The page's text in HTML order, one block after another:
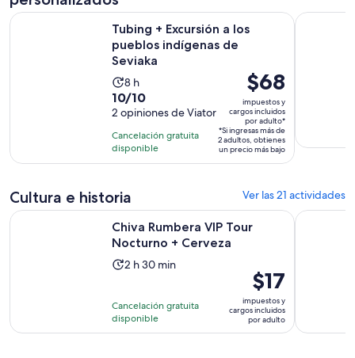
Tubing + Excursión a los
pueblos indígenas de
Seviaka
La
actividad
dura
8
horas
8 h
10.0
de
10
con
2
10/10
2 opiniones de Viator
Cancelación gratuita
disponible
El
precio
es
de
$68.
por
$68
impuestos y
cargos incluidos
por adulto*
*Si ingresas más de
2 adultos, obtienes
un precio más bajo
Tubing + Excursión a los pueblos indígenas de SeviakaTubing a
Cultura e historia Ver las 21 actividades
Chiva Rumbera VIP Tour
Nocturno + Cerveza
La
dura
2
horas
2 h 30 min
Cancelación gratuita
disponible
El
precio
es
de
$17
impuestos y
cargos incluidos
por adulto
Chiva Rumbera VIP Tour Nocturno + Cerveza Se abrirá en
TOUR A